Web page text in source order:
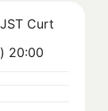
Curt
20:00